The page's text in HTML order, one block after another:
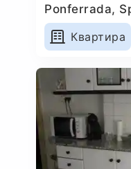
Ponferrada,
Квартира